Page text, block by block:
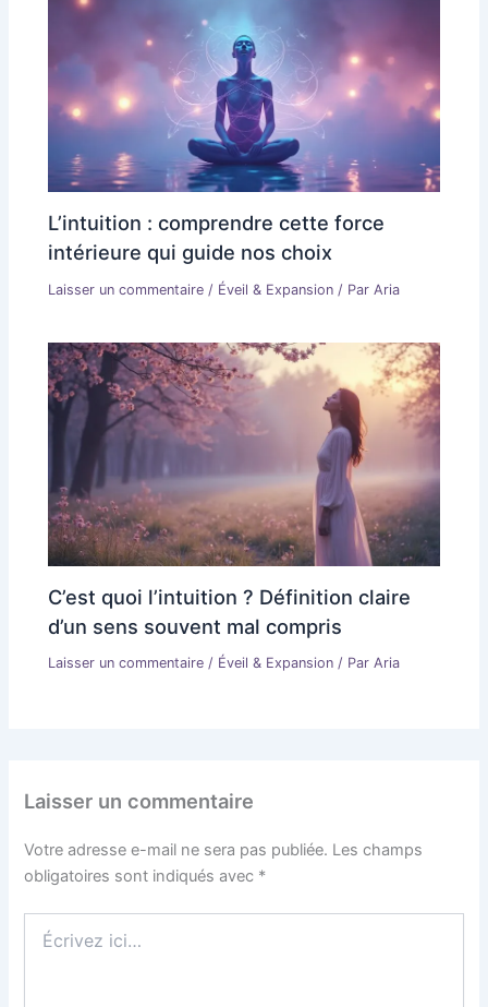
L’intuition : comprendre cette force
intérieure qui guide nos choix
Laisser un commentaire / Éveil & Expansion / ParAria
C’est quoi l’intuition ? Définition claire
d’un sens souvent mal compris
Laisser un commentaire / Éveil & Expansion / ParAria
Laisser un commentaire
Votre adresse e-mail ne sera pas publiée. Les champs
obligatoires sont indiqués avec *
ici…